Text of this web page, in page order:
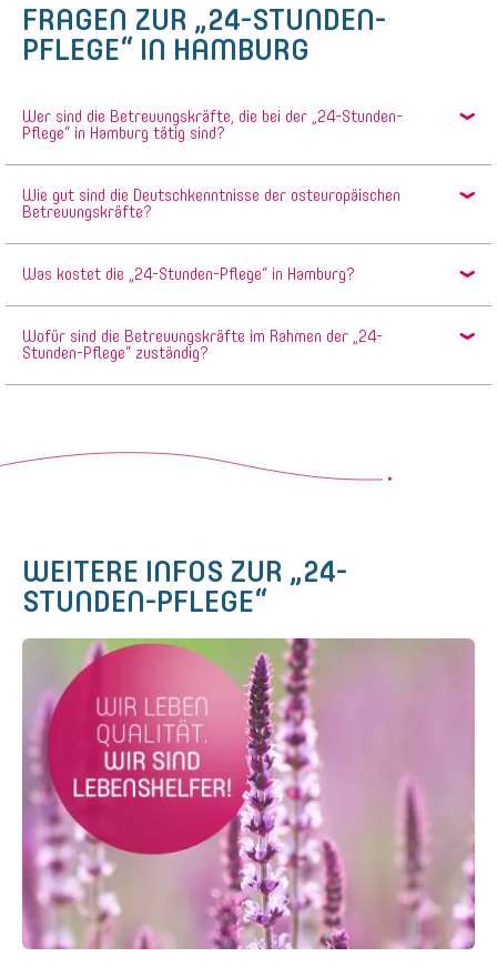
FRAGEN ZUR „24-STUNDEN-
PFLEGE“ IN HAMBURG
Wer sind die Betreuungskräfte, die bei der „24-Stunden-
Pflege“ in Hamburg tätig sind?
Wie gut sind die Deutschkenntnisse der osteuropäischen
Betreuungskräfte?
Was kostet die „24-Stunden-Pflege“ in Hamburg?
Wofür sind die Betreuungskräfte im Rahmen der „24-
Stunden-Pflege“ zuständig?
WEITERE INFOS ZUR „24-
STUNDEN-PFLEGE“